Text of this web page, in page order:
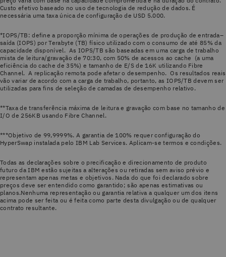
Custo efetivo baseado no uso de tecnologia de redução de dados. É
necessária uma taxa única de configuração de USD 5.000.
*IOPS/TB: define a proporção mínima de operações de produção de entrada–
saída (IOPS) por Terabyte (TB) físico utilizado com o consumo de até 85% da
capacidade disponível. As IOPS/TB são baseadas em uma carga de trabalho
mista de leitura/gravação de 70:30, com 50% de acessos ao cache (a uma
eficiência do cache de 35%) e tamanho de E/S de 16K utilizando Fibre
Channel. A replicação remota pode afetar o desempenho. Os resultados reais
vão variar de acordo com a carga de trabalho, portanto, as IOPS/TB devem ser
utilizadas para fins de seleção de camadas de desempenho relativo.
**Taxa de transferência máxima de leitura e gravação com base no tamanho de
I/O de 256KB usando Fibre Channel.
***Objetivo de 99,9999%. A garantia de 100% requer configuração do
HyperSwap instalada pelo IBM Lab Services. Aplicam-se termos e condições.
Todas as declarações sobre o precificação e direcionamento de produto
futuro da IBM estão sujeitas a alterações ou retiradas sem aviso prévio e
representam apenas metas e objetivos. Nada do que foi declarado sobre
preços deve ser entendido como garantido; são apenas estimativas ou
planos.Nenhuma representação ou garantia relativa a qualquer um dos itens
acima pode ser feita ou é feita como parte desta divulgação ou de qualquer
contrato resultante.